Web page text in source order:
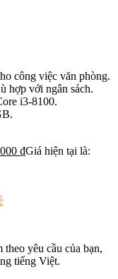
công việc văn phòng.
hợp với ngân sách.
i3-8100.
₫Giá hiện tại là:
yêu cầu của bạn,
tiếng Việt.